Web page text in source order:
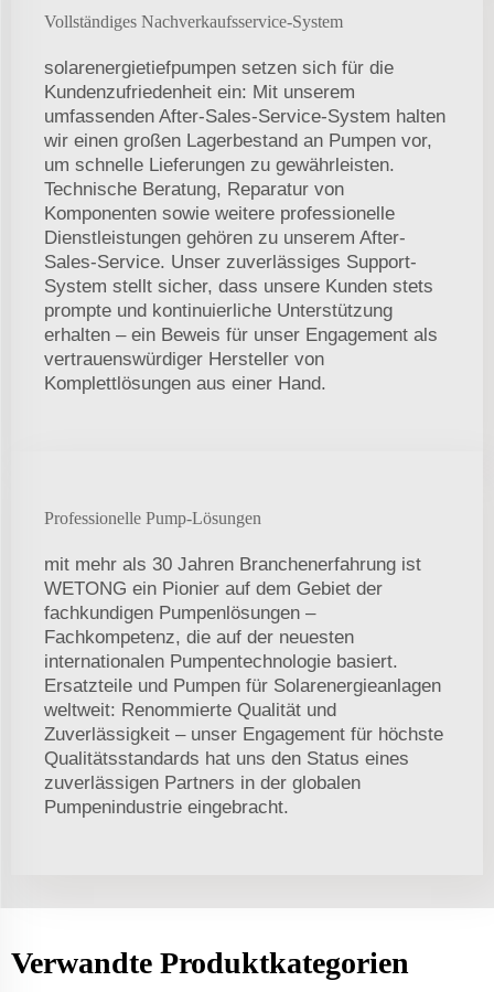
Vollständiges Nachverkaufsservice-System
solarenergietiefpumpen setzen sich für die
Kundenzufriedenheit ein: Mit unserem
umfassenden After-Sales-Service-System halten
wir einen großen Lagerbestand an Pumpen vor,
um schnelle Lieferungen zu gewährleisten.
Technische Beratung, Reparatur von
Komponenten sowie weitere professionelle
Dienstleistungen gehören zu unserem After-
Sales-Service. Unser zuverlässiges Support-
System stellt sicher, dass unsere Kunden stets
prompte und kontinuierliche Unterstützung
erhalten – ein Beweis für unser Engagement als
vertrauenswürdiger Hersteller von
Komplettlösungen aus einer Hand.
Professionelle Pump-Lösungen
mit mehr als 30 Jahren Branchenerfahrung ist
WETONG ein Pionier auf dem Gebiet der
fachkundigen Pumpenlösungen –
Fachkompetenz, die auf der neuesten
internationalen Pumpentechnologie basiert.
Ersatzteile und Pumpen für Solarenergieanlagen
weltweit: Renommierte Qualität und
Zuverlässigkeit – unser Engagement für höchste
Qualitätsstandards hat uns den Status eines
zuverlässigen Partners in der globalen
Pumpenindustrie eingebracht.
Verwandte Produktkategorien